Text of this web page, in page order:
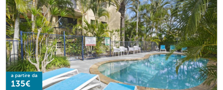
a partire da
135€